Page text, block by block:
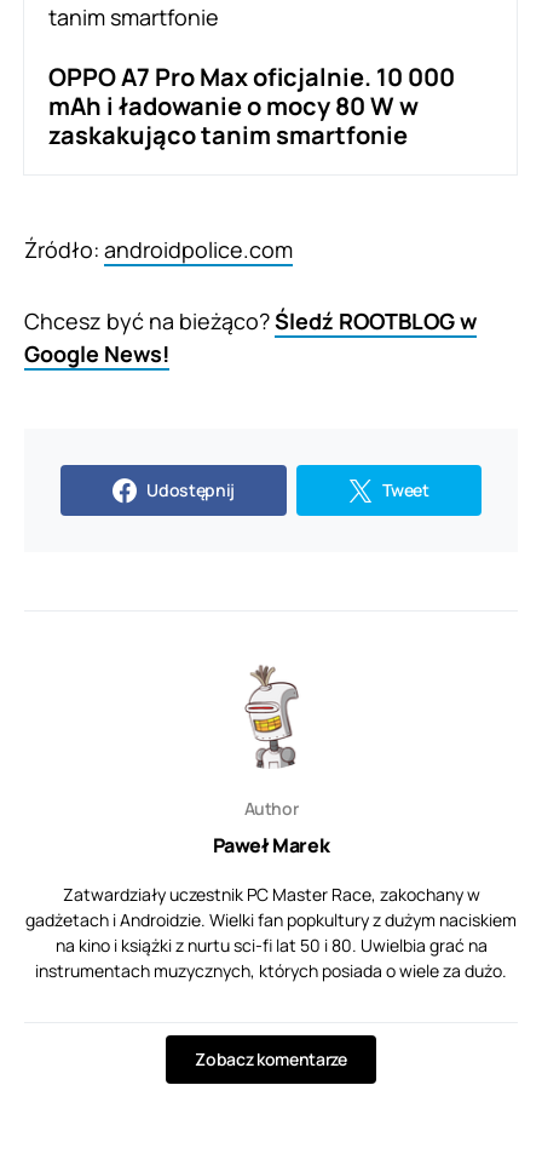
OPPO A7 Pro Max oficjalnie. 10 000
mAh i ładowanie o mocy 80 W w
zaskakująco tanim smartfonie
Źródło: androidpolice.com
Chcesz być na bieżąco?Śledź ROOTBLOG w
Google News!
Udostępnij Tweet
Author
Paweł Marek
Zatwardziały uczestnik PC Master Race, zakochany w
gadżetach i Androidzie. Wielki fan popkultury z dużym naciskiem
na kino i książki z nurtu sci-fi lat 50 i 80. Uwielbia grać na
instrumentach muzycznych, których posiada o wiele za dużo.
Zobacz komentarze